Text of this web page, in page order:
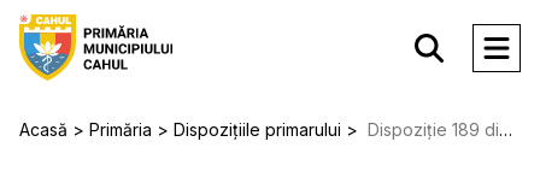
Acasă Primăria Dispozițiile primarului Dispoziție 189 din 07.05.2021. Cu privire la alocarea surselor financiare